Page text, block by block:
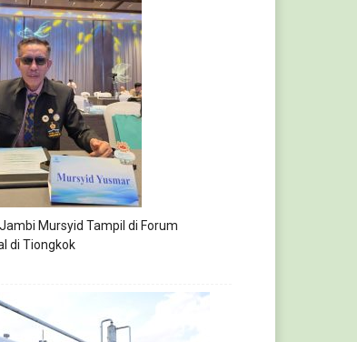
Mursyid Tampil di Forum
di Tiongkok